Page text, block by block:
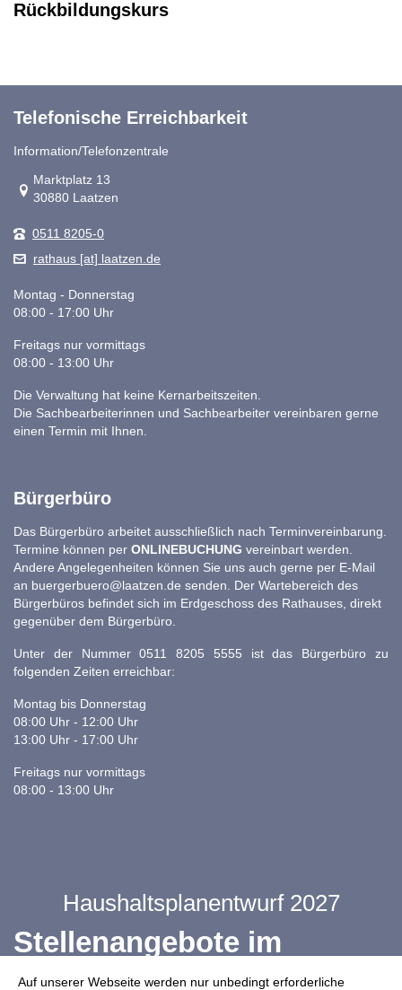
Auf unserer Webseite werden nur unbedingt erforderliche
Rückbildungskurs
Telefonische Erreichbarkeit
Information/Telefonzentrale
Link zur Google-Maps Navigation
Marktplatz 13
30880 Laatzen
0511 8205-0
rathaus [at] laatzen.de
Montag - Donnerstag
08:00 - 17:00 Uhr
Freitags nur vormittags
08:00 - 13:00 Uhr
Die Verwaltung hat keine Kernarbeitszeiten.
Die Sachbearbeiterinnen und Sachbearbeiter vereinbaren gerne
einen Termin mit Ihnen.
Bürgerbüro
Das Bürgerbüro arbeitet ausschließlich nach Terminvereinbarung.
Termine können per ONLINEBUCHUNG vereinbart werden.
Andere Angelegenheiten können Sie uns auch gerne per E-Mail
an buergerbuero@laatzen.de senden. Der Wartebereich des
Bürgerbüros befindet sich im Erdgeschoss des Rathauses, direkt
gegenüber dem Bürgerbüro.
Unter der Nummer 0511 8205 5555 ist das Bürgerbüro zu
folgenden Zeiten erreichbar:
Montag bis Donnerstag
08:00 Uhr - 12:00 Uhr
13:00 Uhr - 17:00 Uhr
Freitags nur vormittags
08:00 - 13:00 Uhr
Haushaltsplanentwurf 2027
Stellenangebote im